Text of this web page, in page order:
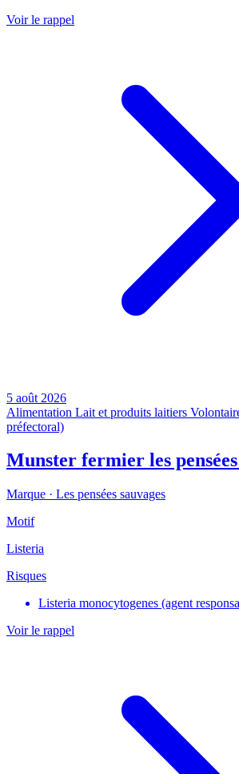
Voir le rappel
5 août 2026
Alimentation Lait et produits laitiers
préfectoral)
Munster fermier les pensées
Marque · Les pensées sauvages
Motif
Listeria
Risques
Listeria monocytogenes (agent
Voir le rappel